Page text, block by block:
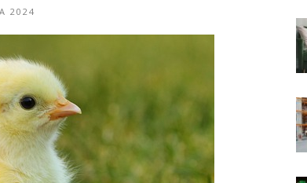
2024